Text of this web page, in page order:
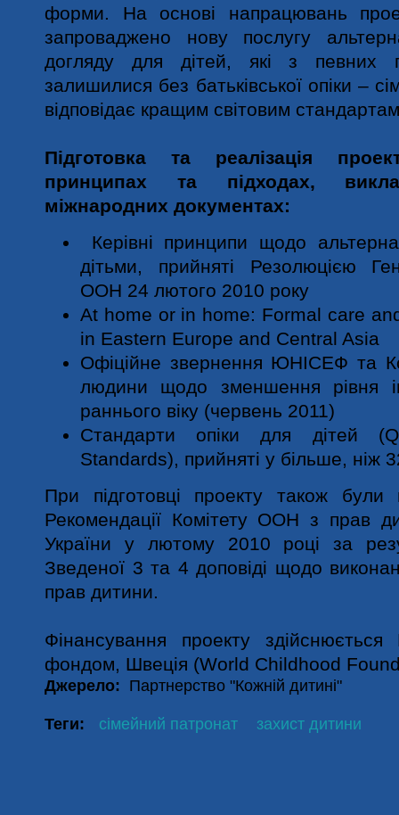
форми. На основі напрацювань
запроваджено нову послугу
догляду для дітей, які з певних
залишилися без батьківської опіки –
відповідає кращим світовим
Підготовка та реалізація
принципах та підходах,
міжнародних документах:
Керівні принципи щодо
дітьми, прийняті Резолюцією
ООН 24 лютого 2010 року
At home or in home: Formal care
in Eastern Europe and Central Asia
Офіційне звернення ЮНІСЕФ та
людини щодо зменшення рівня
раннього віку (червень 2011)
Стандарти опіки для дітей
Standards), прийняті у більше, ніж
При підготовці проекту також були
Рекомендації Комітету ООН з прав
України у лютому 2010 році за
Зведеної 3 та 4 доповіді щодо
прав дитини.
Фінансування проекту здійснюється
фондом, Швеція (World Childhood
Джерело: Партнерство "Кожній дитині"
Теги: сімейний патронат захист дитини